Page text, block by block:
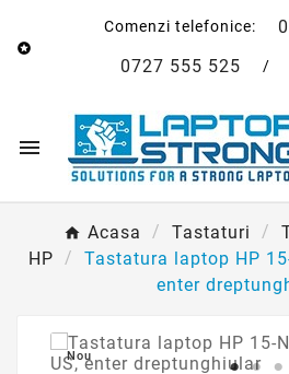

Comenzi telefonice:
0727 555 525 /

Acasa Tastaturi
HP
Tastatura laptop HP
enter
Nou